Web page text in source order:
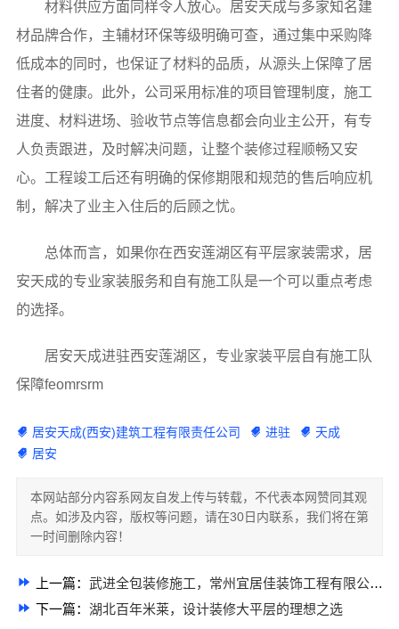
材料供应方面同样令人放心。居安天成与多家知名建
材品牌合作，主辅材环保等级明确可查，通过集中采购降
低成本的同时，也保证了材料的品质，从源头上保障了居
住者的健康。此外，公司采用标准的项目管理制度，施工
进度、材料进场、验收节点等信息都会向业主公开，有专
人负责跟进，及时解决问题，让整个装修过程顺畅又安
心。工程竣工后还有明确的保修期限和规范的售后响应机
制，解决了业主入住后的后顾之忧。
总体而言，如果你在西安莲湖区有平层家装需求，居
安天成的专业家装服务和自有施工队是一个可以重点考虑
的选择。
居安天成进驻西安莲湖区，专业家装平层自有施工队
保障feomrsrm
居安天成(西安)建筑工程有限责任公司 进驻
天成
居安
本网站部分内容系网友自发上传与转载，不代表本网赞同其观
点。如涉及内容，版权等问题，请在30日内联系，我们将在第
一时间删除内容！
上一篇： 武进全包装修施工，常州宜居佳装饰工程有限公司专业保障
下一篇： 湖北百年米莱，设计装修大平层的理想之选